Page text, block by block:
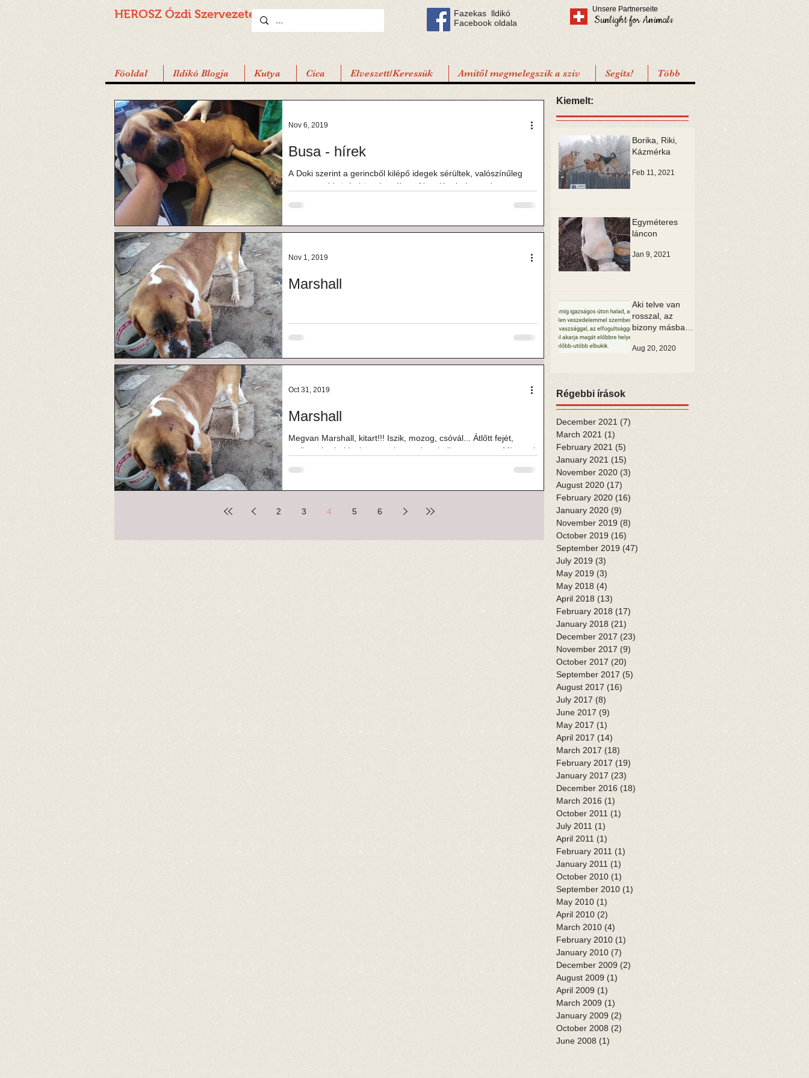
HEROSZ Ózdi Szervezete
Fazekas lldikó
Facebook oldala
Unsere Partnerseite
Sunlight for Animals
Föoldal Ildikó Blogja Kutya Cica Elveszett/Keressük Amitől megmelegszik a sziv Segíts! Több
Busa - hírek
A Doki szerint a gerincből kilépő idegek sérültek, valószínűleg
egy nagyobb ütés következtében. Nem jó a helyzet, de
Nov 6, 2019
Marshall
Nov 1, 2019
Marshall
Megvan Marshall, kitart!!! Iszik, mozog, csóvál... Átlőtt fejét,
amikor rám hajtja, könnyes lesz még mindig a szemem. Mit tettek
Oct 31, 2019
2 3 4 5 6
Kiemelt:
Borika, Riki,
Kázmérka
Feb 11, 2021
Egyméteres
láncon
Jan 9, 2021
Aki telve van
rosszal, az
bizony másban
tud látni
Aug 20, 2020
Régebbi írások
December 2021 (7)
March 2021 (1)
February 2021 (5)
January 2021 (15)
November 2020 (3)
August 2020 (17)
February 2020 (16)
January 2020 (9)
November 2019 (8)
October 2019 (16)
September 2019 (47)
July 2019 (3)
May 2019 (3)
May 2018 (4)
April 2018 (13)
February 2018 (17)
January 2018 (21)
December 2017 (23)
November 2017 (9)
October 2017 (20)
September 2017 (5)
August 2017 (16)
July 2017 (8)
June 2017 (9)
May 2017 (1)
April 2017 (14)
March 2017 (18)
February 2017 (19)
January 2017 (23)
December 2016 (18)
March 2016 (1)
October 2011 (1)
July 2011 (1)
April 2011 (1)
February 2011 (1)
January 2011 (1)
October 2010 (1)
September 2010 (1)
May 2010 (1)
April 2010 (2)
March 2010 (4)
February 2010 (1)
January 2010 (7)
December 2009 (2)
August 2009 (1)
April 2009 (1)
March 2009 (1)
January 2009 (2)
October 2008 (2)
June 2008 (1)